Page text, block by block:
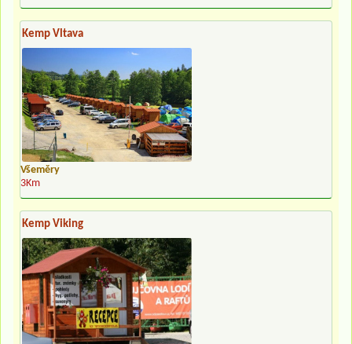
Kemp Vltava
Všeměry
3Km
Kemp Viking